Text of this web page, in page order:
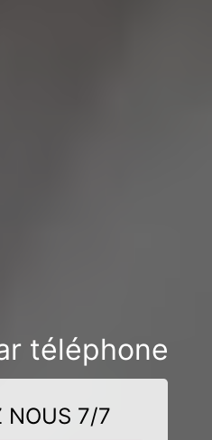
téléphone
NOUS 7/7